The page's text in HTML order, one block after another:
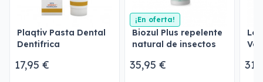
Plaqtiv Pasta Dental
Dentifrica
17,95 €
¡En oferta!
Biozul Plus repelente
natural de insectos
35,95 €